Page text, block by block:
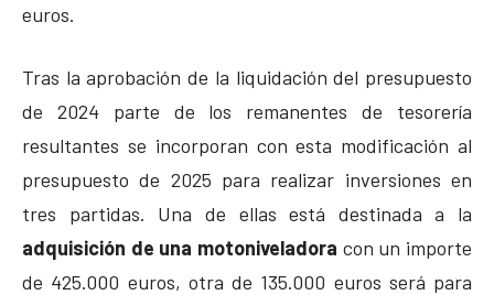
euros.
Tras la aprobación de la liquidación del presupuesto
de 2024 parte de los remanentes de tesorería
resultantes se incorporan con esta modificación al
presupuesto de 2025 para realizar inversiones en
tres partidas. Una de ellas está destinada a la
adquisición de una motoniveladora con un importe
de 425.000 euros, otra de 135.000 euros será para